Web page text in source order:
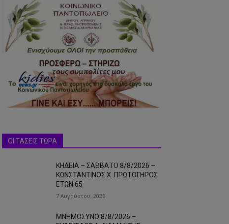
ΟΙ ΤΑΣΕΙΣ ΤΩΡΑ
ΚΗΔΕΙΑ – ΣΑΒΒΑΤΟ 8/8/2026 –
ΚΩΝΣΤΑΝΤΙΝΟΣ Χ. ΠΡΩΤΟΓΗΡΟΣ
ΕΤΩΝ 65
7 Αυγούστου, 2026
ΜΝΗΜΟΣΥΝΟ 8/8/2026 –